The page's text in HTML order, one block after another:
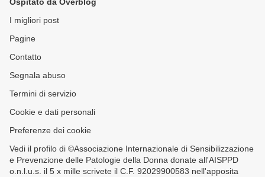
I migliori post
Pagine
Contatto
Segnala abuso
Termini di servizio
Cookie e dati personali
Preferenze dei cookie
Vedi il profilo di ©Associazione Internazionale di Sensibilizzazione
e Prevenzione delle Patologie della Donna donate all'AISPPD
o.n.l.u.s. il 5 x mille scrivete il C.F. 92029900583 nell'apposita